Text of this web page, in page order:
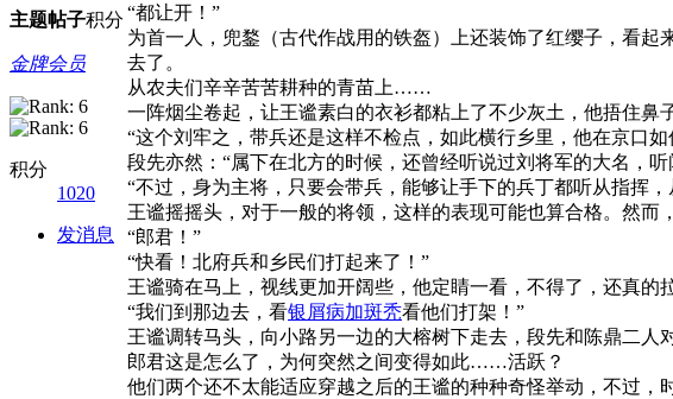
主题帖子积分
金牌会员
积分
1020
发消息
“都让开！”
为首一人，兜鍪（古代作战用的铁盔）上还装饰了红缨子，看
去了。
从农夫们辛辛苦苦耕种的青苗上……
一阵烟尘卷起，让王谧素白的衣衫都粘上了不少灰土，他捂住鼻
“这个刘牢之，带兵还是这样不检点，如此横行乡里，他在京口如
段先亦然：“属下在北方的时候，还曾经听说过刘将军的大名，
“不过，身为主将，只要会带兵，能够让手下的兵丁都听从指挥
王谧摇摇头，对于一般的将领，这样的表现可能也算合格。然而
“郎君！”
“快看！北府兵和乡民们打起来了！”
王谧骑在马上，视线更加开阔些，他定睛一看，不得了，还真的
“我们到那边去，看银屑病加斑秃看他们打架！”
王谧调转马头，向小路另一边的大榕树下走去，段先和陈鼎二人
郎君这是怎么了，为何突然之间变得如此……活跃？
他们两个还不太能适应穿越之后的王谧的种种奇怪举动，不过，